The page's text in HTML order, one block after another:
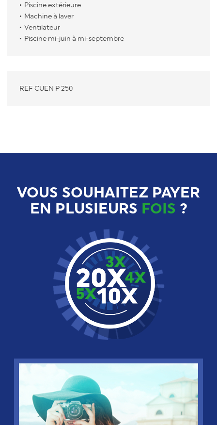
Piscine extérieure
Machine à laver
Ventilateur
Piscine mi-juin à mi-septembre
REF CUEN P 250
VOUS SOUHAITEZ PAYER
EN PLUSIEURS FOIS ?